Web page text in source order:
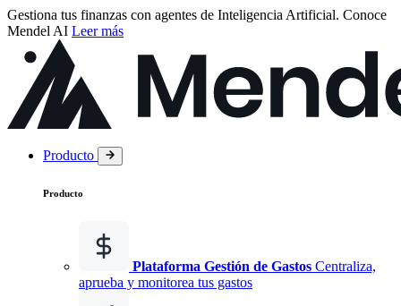
Gestiona tus finanzas con agentes de Inteligencia Artificial. Conoce
Mendel AI Leer más
Producto
Producto
Plataforma Gestión de Gastos Centraliza,
aprueba y monitorea tus gastos